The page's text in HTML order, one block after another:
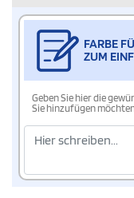
FARBE
ZUM
Geben Sie hier die
Sie hinzufügen